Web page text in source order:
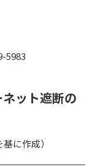
5983
ット遮断の
基に作成）